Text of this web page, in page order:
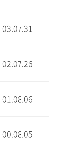
03.07.31
02.07.26
01.08.06
00.08.05